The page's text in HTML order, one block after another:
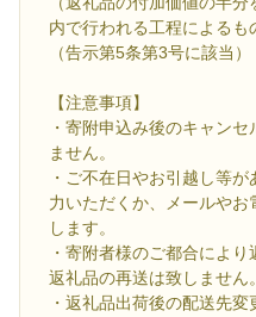
内で行われる工程によるも
（告示第5条第3号に該当）
【注意事項】
・寄附申込み後のキャン
ません。
・ご不在日やお引越し等
力いただくか、メールやお
します。
・寄附者様のご都合により
返礼品の再送は致しません。
・返礼品出荷後の配送先